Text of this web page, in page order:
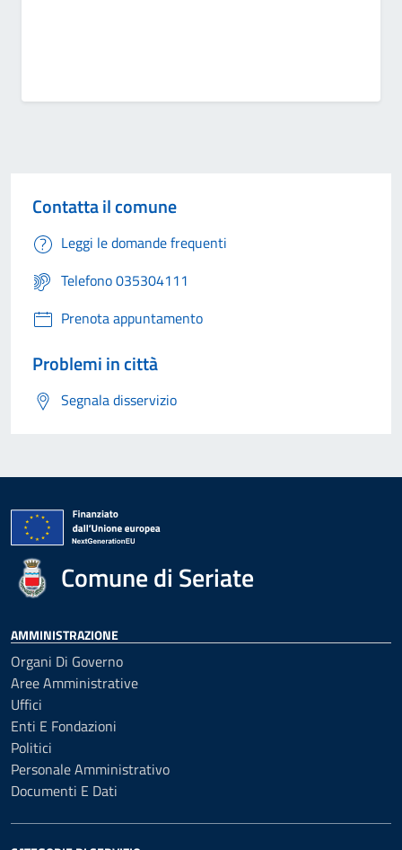
Contatta il comune
Leggi le domande frequenti
Telefono 035304111
Prenota appuntamento
Problemi in città
Segnala disservizio
Comune di Seriate
AMMINISTRAZIONE
Organi Di Governo
Aree Amministrative
Uffici
Enti E Fondazioni
Politici
Personale Amministrativo
Documenti E Dati